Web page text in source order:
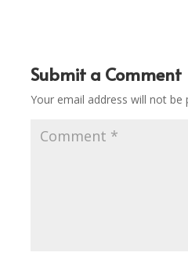
Submit a Comment
Your email address will not be